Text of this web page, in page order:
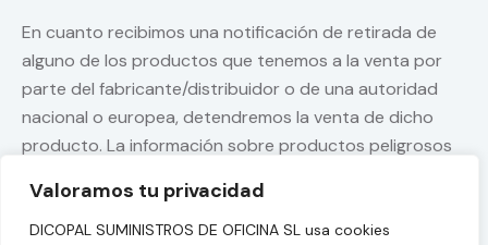
Valoramos tu privacidad
DICOPAL SUMINISTROS DE OFICINA SL usa cookies
En cuanto recibimos una notificación de retirada de
alguno de los productos que tenemos a la venta por
parte del fabricante/distribuidor o de una autoridad
nacional o europea, detendremos la venta de dicho
producto. La información sobre productos peligrosos
NULIDAD E INEFICACIA DE LAS CLAUSULAS: